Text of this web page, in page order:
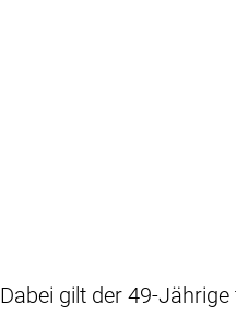
Dabei gilt der 49-